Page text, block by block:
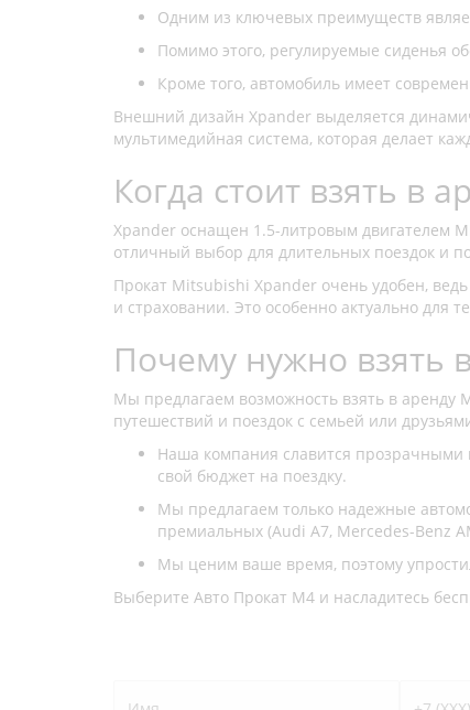
Одним из ключевых преимуществ
Помимо этого, регулируемые сиденья
Кроме того, автомобиль имеет
Внешний дизайн Xpander выделяется
мультимедийная система, которая делает
Когда стоит взять в
Xpander оснащен 1.5-литровым двигателем
отличный выбор для длительных поездок и
Прокат Mitsubishi Xpander очень удобен,
и страховании. Это особенно актуально для
Почему нужно взять
Мы предлагаем возможность взять в аренду
путешествий и поездок с семьей или
Наша компания славится прозрачными
свой бюджет на поездку.
Мы предлагаем только надежные
премиальных (Audi A7, Mercedes-Benz
Мы ценим ваше время, поэтому
Выберите Авто Прокат М4 и насладитесь